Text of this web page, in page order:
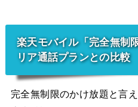
楽天モバイル「完全無制
リア通話プランとの比較
完全無制限のかけ放題と言